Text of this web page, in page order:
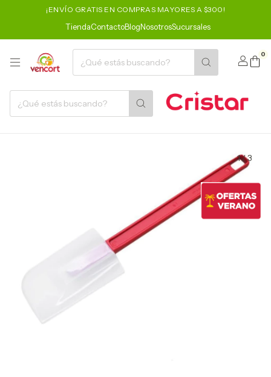
¡ENVÍO GRATIS EN COMPRAS MAYORES A $300!
TiendaContactoBlogNosotrosSucursales
0
1/3